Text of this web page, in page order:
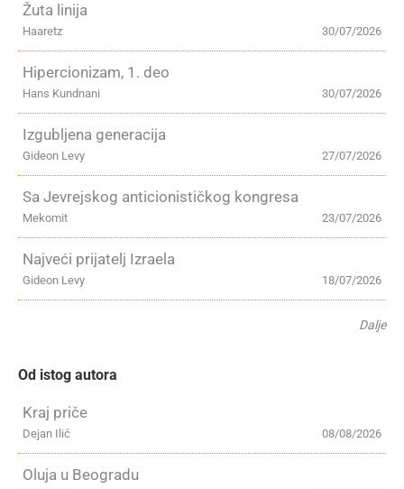
Žuta linija
30/07/2026
Haaretz
Hipercionizam, 1. deo
30/07/2026
Hans Kundnani
Izgubljena generacija
27/07/2026
Gideon Levy
Sa Jevrejskog anticionističkog kongresa
23/07/2026
Mekomit
Najveći prijatelj Izraela
18/07/2026
Gideon Levy
Dalje
Od istog autora
Kraj priče
08/08/2026
Dejan Ilić
Oluja u Beogradu